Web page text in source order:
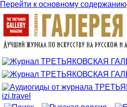
Перейти к основному содержанию